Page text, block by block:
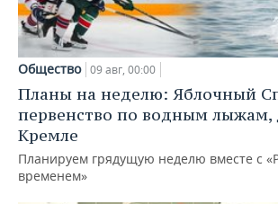
Общество 09 авг, 00:00
Планы на неделю: Яблочный
первенство по водным лыжам,
Кремле
Планируем грядущую неделю вместе с
временем»